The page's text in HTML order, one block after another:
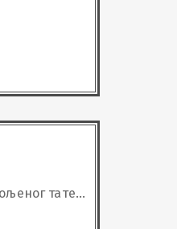
тате,